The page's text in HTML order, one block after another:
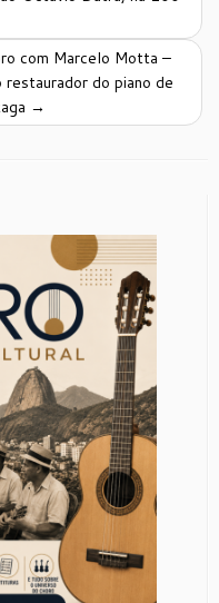
com Marcelo Motta –
do piano de
→